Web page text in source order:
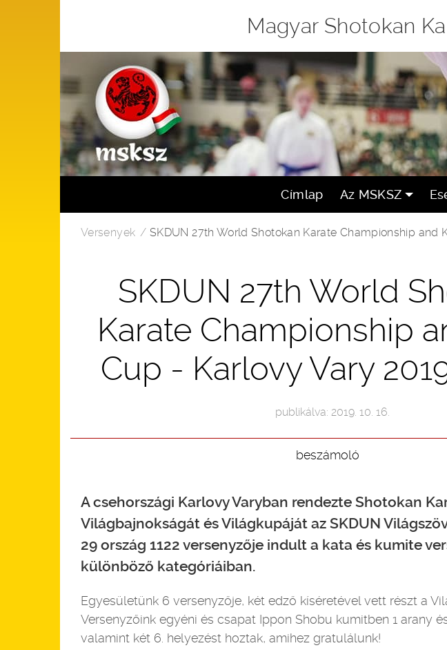
Magyar Shotokan
Címlap Az MSKSZ
Versenyek SKDUN 27th World Shotokan Karate Championship and
SKDUN 27th World
Karate Championship
Cup - Karlovy Vary
publikálva: 2019. 10. 16.
beszámoló
A csehországi Karlovy Varyban rendezte Shotokan
Világbajnokságát és Világkupáját az SKDUN
29 ország 1122 versenyzője indult a kata és kumite
különböző kategóriáiban.
Egyesületünk 6 versenyzője, két edző kíséretével vett részt a
Versenyzőink egyéni és csapat Ippon Shobu kumitben 1 arany
valamint két 6. helyezést hoztak, amihez gratulálunk!